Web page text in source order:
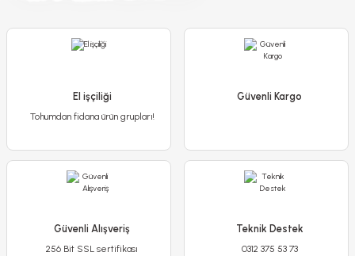
Amerikan Sarmaşık Fidanı - Beşparmak Sarmaşığı
Detaylı İncele
El işçiliği
Tohumdan fidana ürün grupları!
Güvenli Kargo
Güvenli Alışveriş
256 Bit SSL sertifikası
Teknik Destek
0312 375 53 73